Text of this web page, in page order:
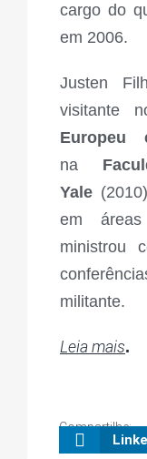
cargo do
em 2006.
Justen
visitante
Europeu
na
Yale
em
ministrou
militante.
Leia mais.
Compartilhe: